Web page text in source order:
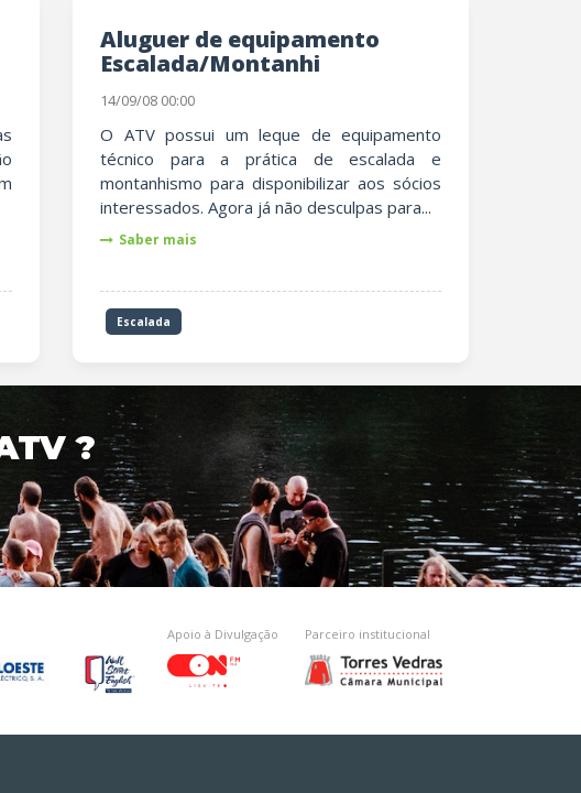
Aluguer de equipamento
Escalada/Montanhi
14/09/08 00:00
O ATV possui um leque de equipamento
técnico para a prática de escalada e
montanhismo para disponibilizar aos sócios
interessados. Agora já não desculpas para...
Saber mais
Escalada
?
Apoio à Divulgação Parceiro institucional